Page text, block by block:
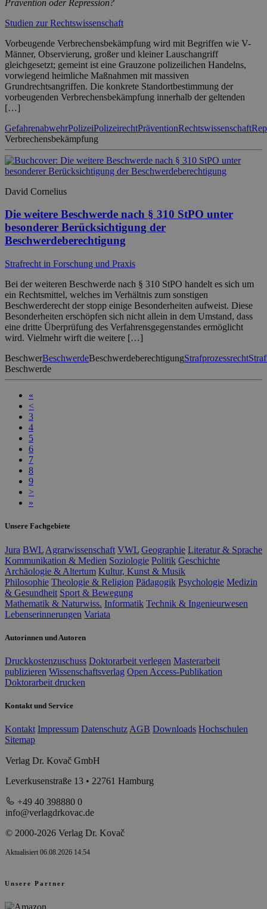
Prävention oder Repression?
Studien zur Rechtswissenschaft
Vorbeugende Verbrechensbekämpfung wird mit Begriffen wie V-
Männer, Observierung, großer und kleiner Lauschangriff
gleichgesetzt; gemeint ist eine Grauzone polizeilichen Handelns,
vorwiegend heimliche Maßnahmen mit massiven
Grundrechtsangriffen. Die konkrete Standortbestimmung der
vorbeugenden Verbrechensbekämpfung innerhalb der geltenden
[…]
GefahrenabwehrPolizeiPolizeirechtPräventionRechtswissenschaft
Verbrechensbekämpfung
David Cornelius
Die weitere Beschwerde nach § 310 StPO unter
besonderer Berücksichtigung der
Beschwerdeberechtigung
Strafrecht in Forschung und Praxis
Bei der weiteren Beschwerde nach § 310 StPO handelt es sich um
ein Rechtsmittel, welches im Verhältnis zum sonstigen
Beschwerderecht der stopp einige Besonderheiten aufweist. Diese
Besonderheiten erschöpfen sich nicht allein in dem Umstand, dass
eine dritte Überprüfung des Verfahrensgegenstandes ermöglicht
wird. Vielmehr wirft die weitere […]
BeschwerBeschwerdeBeschwerdeberechtigungStrafprozessrecht
Beschwerde
«
<
3
4
5
6
7
8
9
>
»
Unsere Fachgebiete
Jura BWL Agrarwissenschaft VWL Geographie Literatur & Sprache
Kommunikation & Medien Soziologie Politik Geschichte
Archäologie & Altertum Kultur, Kunst & Musik
Philosophie Theologie & Religion Pädagogik Psychologie Medizin
& Gesundheit Sport & Bewegung
Mathematik & Naturwiss. Informatik Technik & Ingenieurwesen
Lebenserinnerungen Variata
Autorinnen und Autoren
Druckkostenzuschuss Doktorarbeit verlegen Masterarbeit
publizieren Wissenschaftsverlag Open Access-Publikation
Doktorarbeit drucken
Kontakt und Service
Kontakt Impressum Datenschutz AGB Downloads Hochschulen
Sitemap
Verlag Dr. Kovač GmbH
Leverkusenstraße 13 • 22761 Hamburg
+49 40 398880 0
info@verlagdrkovac.de
© 2000-2026 Verlag Dr. Kovač
Aktualisiert 06.08.2026 14:54
Unsere Partner